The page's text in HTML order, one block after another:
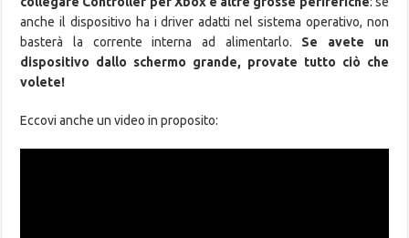
anche il dispositivo ha i driver adatti nel sistema operativo, non
basterà la corrente interna ad alimentarlo. Se avete un
dispositivo dallo schermo grande, provate tutto ciò che
volete!
Eccovi anche un video in proposito: